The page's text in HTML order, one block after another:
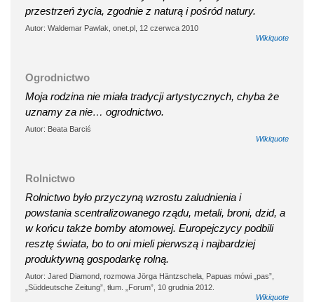
przestrzeń życia, zgodnie z naturą i pośród natury.
Autor: Waldemar Pawlak, onet.pl, 12 czerwca 2010
Wikiquote
Ogrodnictwo
Moja rodzina nie miała tradycji artystycznych, chyba że
uznamy za nie… ogrodnictwo.
Autor: Beata Barciś
Wikiquote
Rolnictwo
Rolnictwo było przyczyną wzrostu zaludnienia i
powstania scentralizowanego rządu, metali, broni, dzid, a
w końcu także bomby atomowej. Europejczycy podbili
resztę świata, bo to oni mieli pierwszą i najbardziej
produktywną gospodarkę rolną.
Autor: Jared Diamond, rozmowa Jörga Häntzschela, Papuas mówi „pas”,
„Süddeutsche Zeitung”, tłum. „Forum”, 10 grudnia 2012.
Wikiquote